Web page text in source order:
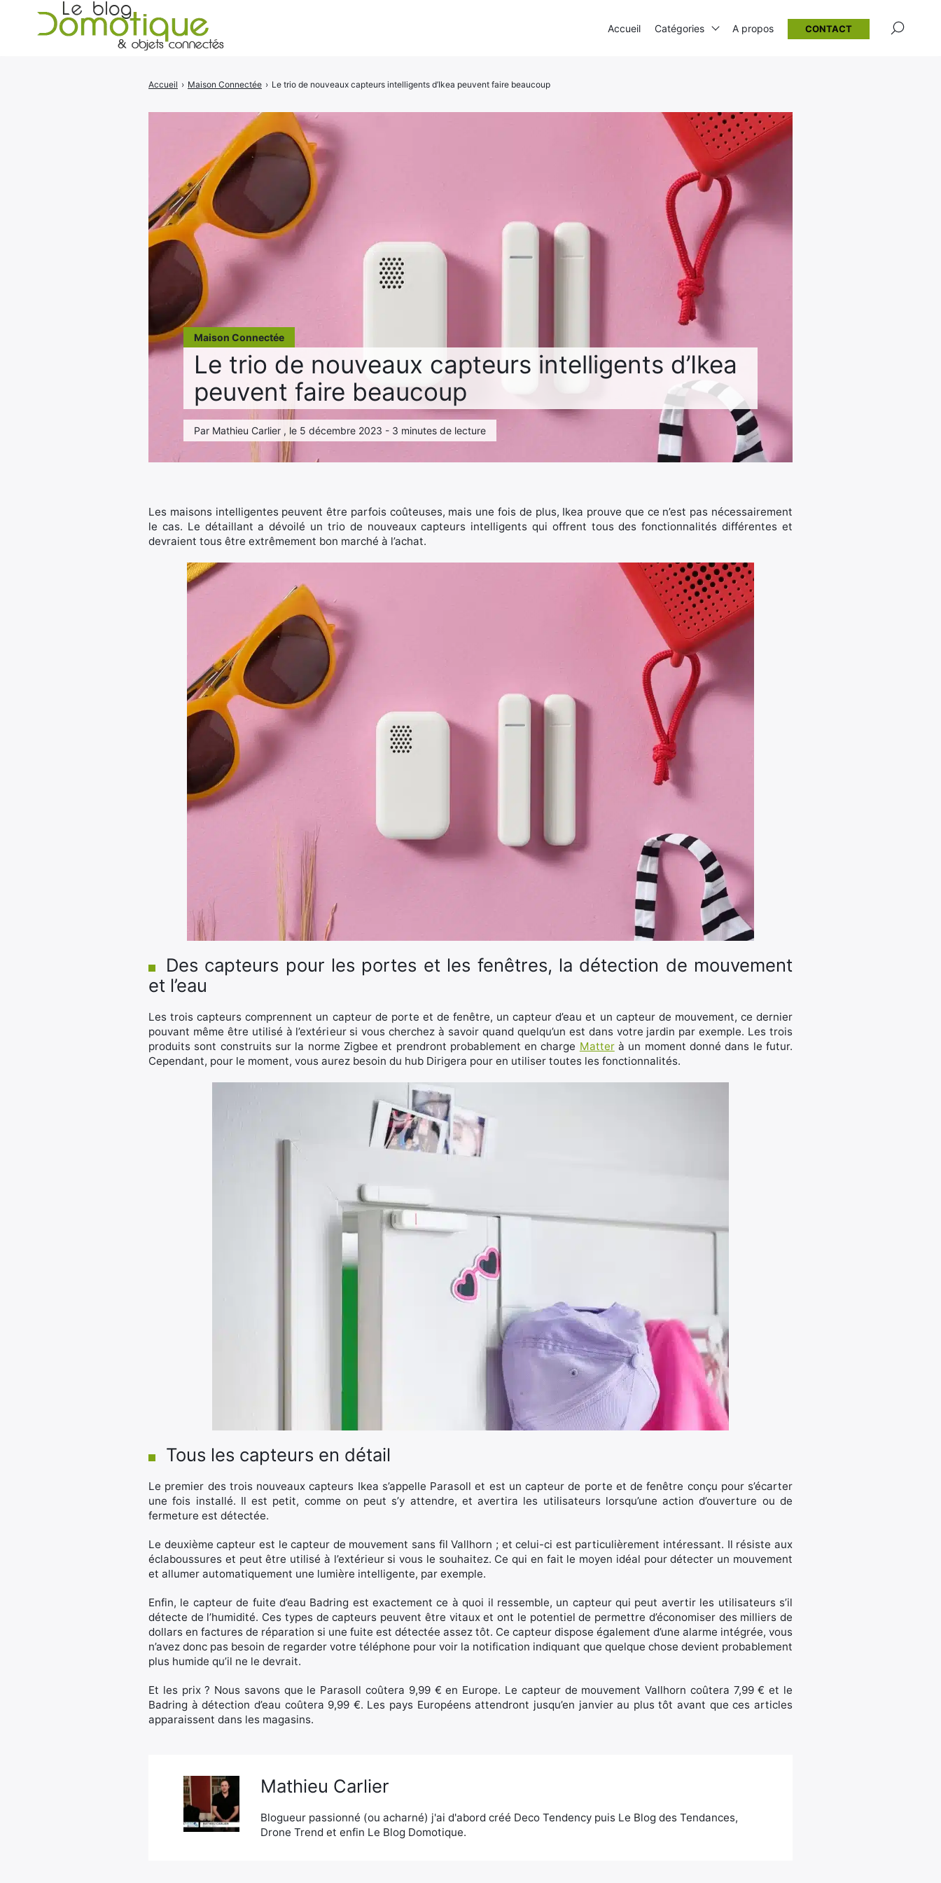
Maison Connectée
Le trio de nouveaux capteurs intelligents d’Ikea
peuvent faire beaucoup
Par Mathieu Carlier , le 5 décembre 2023 - 3 minutes de lecture
Accueil › Maison Connectée › Le trio de nouveaux capteurs intelligents d’Ikea peuvent faire beaucoup
Les maisons intelligentes peuvent être parfois coûteuses, mais une fois de plus, Ikea prouve que ce n’est pas nécessairement
le cas. Le détaillant a dévoilé un trio de nouveaux capteurs intelligents qui offrent tous des fonctionnalités différentes et
devraient tous être extrêmement bon marché à l’achat.
Des capteurs pour les portes et les fenêtres, la détection de mouvement
et l’eau
Les trois capteurs comprennent un capteur de porte et de fenêtre, un capteur d’eau et un capteur de mouvement, ce dernier
pouvant même être utilisé à l’extérieur si vous cherchez à savoir quand quelqu’un est dans votre jardin par exemple. Les trois
produits sont construits sur la norme Zigbee et prendront probablement en charge Matterà un moment donné dans le futur.
Cependant, pour le moment, vous aurez besoin du hub Dirigera pour en utiliser toutes les fonctionnalités.
Tous les capteurs en détail
Le premier des trois nouveaux capteurs Ikea s’appelle Parasoll et est un capteur de porte et de fenêtre conçu pour s’écarter
une fois installé. Il est petit, comme on peut s’y attendre, et avertira les utilisateurs lorsqu’une action d’ouverture ou de
fermeture est détectée.
Le deuxième capteur est le capteur de mouvement sans fil Vallhorn ; et celui-ci est particulièrement intéressant. Il résiste aux
éclaboussures et peut être utilisé à l’extérieur si vous le souhaitez. Ce qui en fait le moyen idéal pour détecter un mouvement
et allumer automatiquement une lumière intelligente, par exemple.
Enfin, le capteur de fuite d’eau Badring est exactement ce à quoi il ressemble, un capteur qui peut avertir les utilisateurs s’il
détecte de l’humidité. Ces types de capteurs peuvent être vitaux et ont le potentiel de permettre d’économiser des milliers de
dollars en factures de réparation si une fuite est détectée assez tôt. Ce capteur dispose également d’une alarme intégrée, vous
n’avez donc pas besoin de regarder votre téléphone pour voir la notification indiquant que quelque chose devient probablement
plus humide qu’il ne le devrait.
Et les prix ? Nous savons que le Parasoll coûtera 9,99 € en Europe. Le capteur de mouvement Vallhorn coûtera 7,99 € et le
Badring à détection d’eau coûtera 9,99 €. Les pays Européens attendront jusqu’en janvier au plus tôt avant que ces articles
apparaissent dans les magasins.
Mathieu Carlier
Blogueur passionné (ou acharné) j'ai d'abord créé Deco Tendency puis Le Blog des Tendances,
Drone Trend et enfin Le Blog Domotique.
Accueil Catégories A propos CONTACT
Rechercher